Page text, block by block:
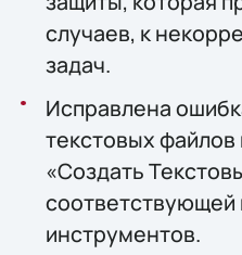
случаев, к
задач.
Исправлена
текстовых
«Создать
соответствующей
инструментов.